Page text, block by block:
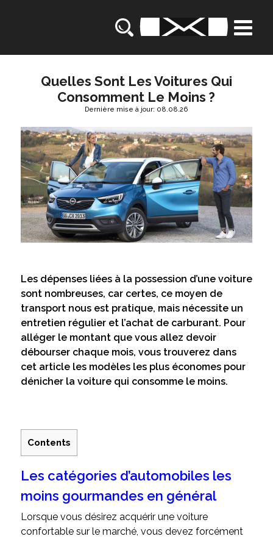
Quelles Sont Les Voitures Qui
Consomment Le Moins ?
Dernière mise à jour: 08.08.26
Les dépenses liées à la possession d’une voiture
sont nombreuses, car certes, ce moyen de
transport nous est pratique, mais nécessite un
entretien régulier et l’achat de carburant. Pour
alléger le montant que vous allez devoir
débourser chaque mois, vous trouverez dans
cet article les modèles les plus économes pour
dénicher la voiture qui consomme le moins.
Contents
Les catégories d’automobiles les
moins gourmandes en général
Lorsque vous désirez acquérir une voiture
confortable sur le marché, vous devez forcément